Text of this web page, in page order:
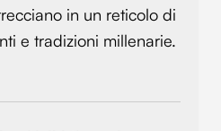
in un reticolo di
e tradizioni millenarie.